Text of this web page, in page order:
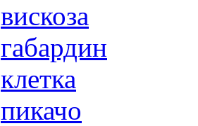
вискоза
габардин
клетка
пикачо